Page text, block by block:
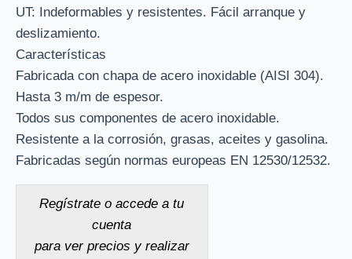
UT: Indeformables y resistentes. Fácil arranque y
deslizamiento.
Características
Fabricada con chapa de acero inoxidable (AISI 304).
Hasta 3 m/m de espesor.
Todos sus componentes de acero inoxidable.
Resistente a la corrosión, grasas, aceites y gasolina.
Fabricadas según normas europeas EN 12530/12532.
Regístrate o accede a tu
cuenta
para ver precios y realizar